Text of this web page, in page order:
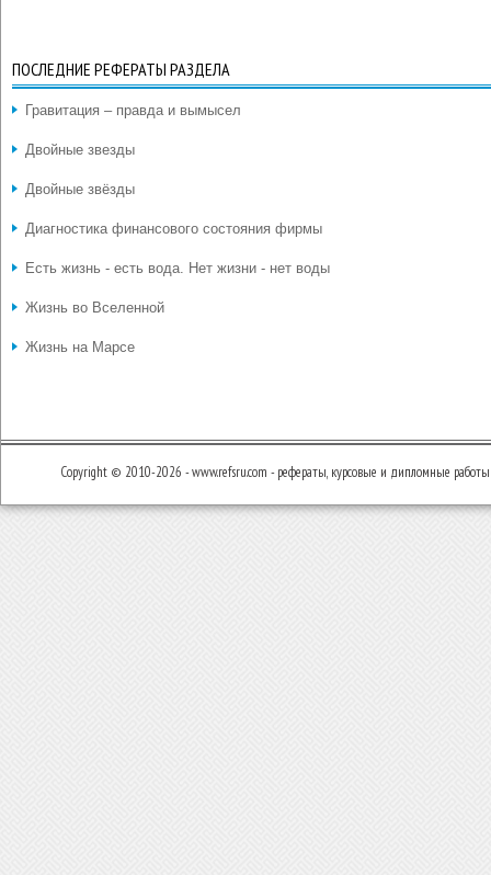
ПОСЛЕДНИЕ РЕФЕРАТЫ РАЗДЕЛА
Гравитация – правда и вымысел
Двойные звезды
Двойные звёзды
Диагностика финансового состояния фирмы
Есть жизнь - есть вода. Нет жизни - нет воды
Жизнь во Вселенной
Жизнь на Марсе
Copyright © 2010-2026 - www.refsru.com - рефераты, курсовые и дипломные работы